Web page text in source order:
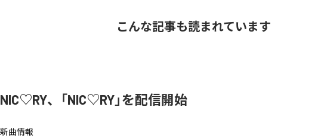
こんな記事も読まれています
NIC♡RY、「NIC♡RY」を配信開始
新曲情報